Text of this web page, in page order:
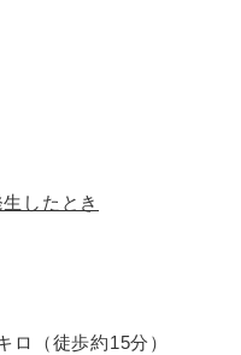
したとき
ロ（徒歩約15分）